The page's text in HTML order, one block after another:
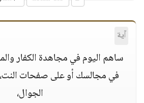
آية
ساهم اليوم في مجاهدة الكفار
في مجالسك أو على صفحات النت،
الجوال،